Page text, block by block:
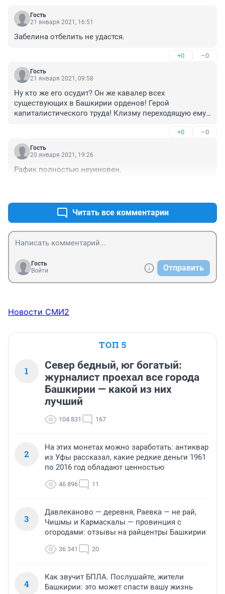
Гость
21 января 2021, 16:51
Забелина отбелить не удастся.
+0 –0
Гость
21 января 2021, 09:58
Ну кто же его осудит? Он же кавалер всех
существующих в Башкирии орденов! Герой
капиталистического труда! Клизму переходящую ему
+0 –0
Гость
20 января 2021, 19:26
Рафик полностью неуиновен.
Читать все комментарии
Гость
Войти
Отправить
Новости СМИ2
ТОП 5
1
Север бедный, юг богатый:
журналист проехал все города
Башкирии — какой из них
лучший
104 831 167
2
На этих монетах можно заработать: антиквар
из Уфы рассказал, какие редкие деньги 1961
по 2016 год обладают ценностью
46 896 11
3
Давлеканово — деревня, Раевка — не рай,
Чишмы и Кармаскалы — провинция с
огородами: отзывы на райцентры Башкирии
36 341 20
4
Как звучит БПЛА. Послушайте, жители
Башкирии: это может спасти вашу жизнь